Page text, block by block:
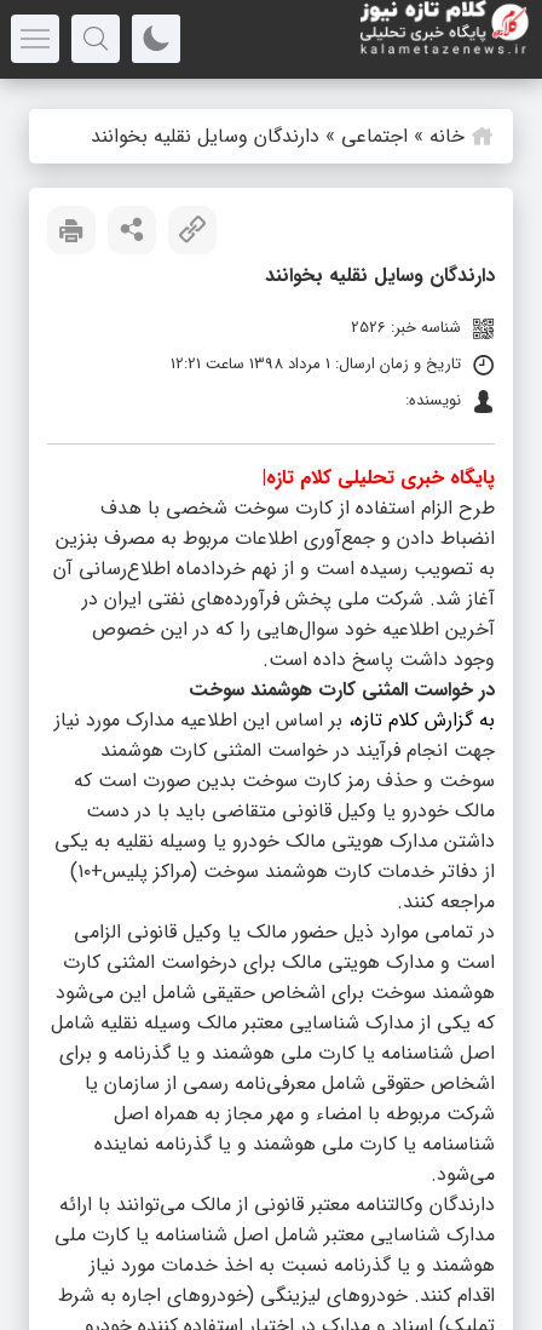
خانه » اجتماعی » دارندگان وسایل نقلیه بخوانند
دارندگان وسایل نقلیه بخوانند
شناسه خبر: 2526
تاریخ و زمان ارسال: 1 مرداد 1398 ساعت 12:21
نویسنده:
پایگاه خبری تحلیلی کلام تازه|
طرح الزام استفاده از کارت سوخت شخصی با هدف
انضباط دادن و جمع‌آوری اطلاعات مربوط به مصرف بنزین
به تصویب رسیده است و از نهم خردادماه اطلاع‌رسانی آن
آغاز شد. شرکت ملی پخش فرآورده‌های نفتی ایران در
آخرین اطلاعیه خود سوال‌هایی را که در این خصوص
وجود داشت پاسخ داده است.
در خواست المثنی کارت هوشمند سوخت
به گزارش کلام تازه، بر اساس این اطلاعیه مدارک مورد نیاز
جهت انجام فرآیند در خواست المثنی کارت هوشمند
سوخت و حذف رمز کارت سوخت بدین صورت است که
مالک خودرو یا وکیل قانونی متقاضی باید با در دست
داشتن مدارک هویتی مالک خودرو یا وسیله نقلیه به یکی
از دفاتر خدمات کارت هوشمند سوخت (مراکز پلیس+۱۰)
مراجعه کنند.
در تمامی موارد ذیل حضور مالک یا وکیل قانونی الزامی
است و مدارک هویتی مالک برای درخواست المثنی کارت
هوشمند سوخت برای اشخاص حقیقی شامل این می‌شود
که یکی از مدارک شناسایی معتبر مالک وسیله نقلیه شامل
اصل شناسنامه یا کارت ملی هوشمند و یا گذرنامه و برای
اشخاص حقوقی شامل معرفی‌نامه رسمی از سازمان یا
شرکت مربوطه با امضاء و مهر مجاز به همراه اصل
شناسنامه یا کارت ملی هوشمند و یا گذرنامه نماینده
می‌شود.
دارندگان وکالتنامه معتبر قانونی از مالک می‌توانند با ارائه
مدارک شناسایی معتبر شامل اصل شناسنامه یا کارت ملی
هوشمند و یا گذرنامه نسبت به اخذ خدمات مورد نیاز
اقدام کنند. خودروهای لیزینگی (خودروهای اجاره به شرط